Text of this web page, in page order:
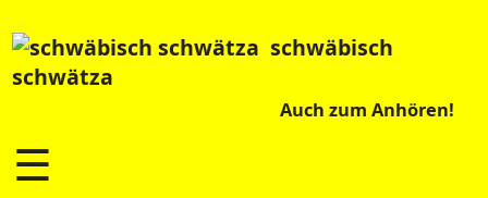
schwäbisch
schwätza
Auch zum Anhören!
☰